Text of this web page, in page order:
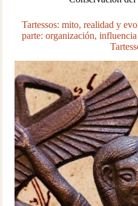
Tartessos: mito, realidad y
parte: organización,